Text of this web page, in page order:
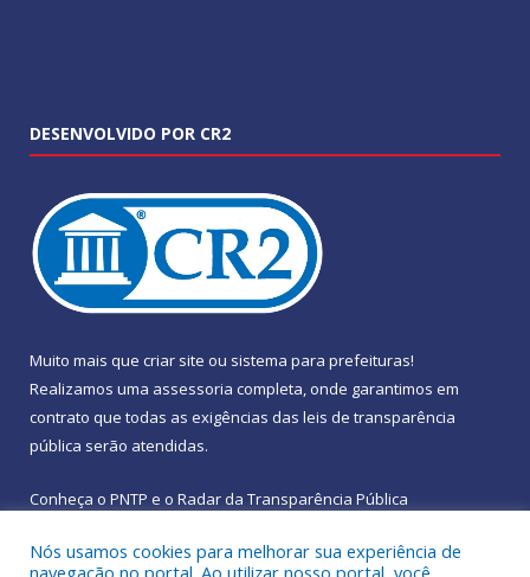
DESENVOLVIDO POR CR2
Muito mais que criar site ou sistema para prefeituras!
Realizamos uma assessoria completa, onde garantimos em
contrato que todas as exigências das leis de transparência
pública serão atendidas.
Conheça o PNTP e o Radar da Transparência Pública
Nós usamos cookies para melhorar sua experiência de
navegação no portal. Ao utilizar nosso portal, você